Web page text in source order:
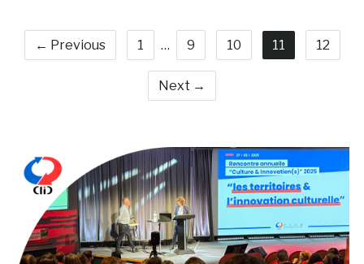
← Previous 1 … 9 10 11 12
Next →